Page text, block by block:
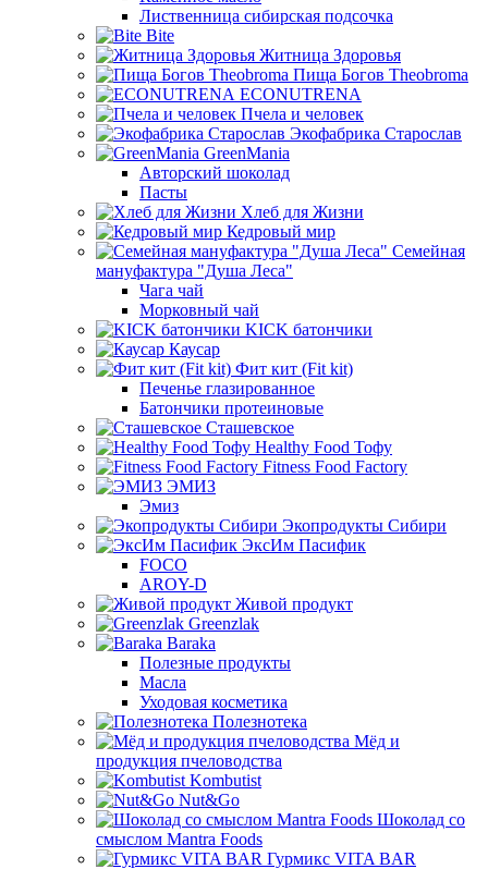
Лиственница сибирская подсочка
Bite
Житница Здоровья
Пища Богов Theobroma
ECONUTRENA
Пчела и человек
Экофабрика Старослав
GreenMania
Авторский шоколад
Пасты
Хлеб для Жизни
Кедровый мир
Семейная
мануфактура "Душа Леса"
Чага чай
Морковный чай
KICK батончики
Каусар
Фит кит (Fit kit)
Печенье глазированное
Батончики протеиновые
Сташевское
Healthy Food Тофу
Fitness Food Factory
ЭМИЗ
Эмиз
Экопродукты Сибири
ЭксИм Пасифик
FOCO
AROY-D
Живой продукт
Greenzlak
Baraka
Полезные продукты
Масла
Уходовая косметика
Полезнотека
Мёд и
продукция пчеловодства
Kombutist
Nut&Go
Шоколад со
смыслом Mantra Foods
Гурмикс VITA BAR